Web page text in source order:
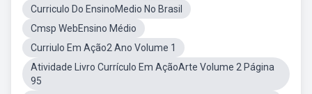
Curriculo Do EnsinoMedio No Brasil
Cmsp WebEnsino Médio
Curriulo Em Ação2 Ano Volume 1
Atividade Livro Currículo Em AçãoArte Volume 2 Página
95